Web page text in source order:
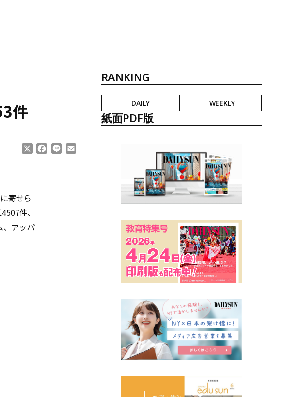
件
Facebook
Line
寄せら
件、
、アッパ
RANKING
DAILY WEEKLY
紙面PDF版